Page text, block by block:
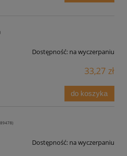
Dostępność: na wyczerpaniu
33,27 zł
do koszyka
Dostępność: na wyczerpaniu